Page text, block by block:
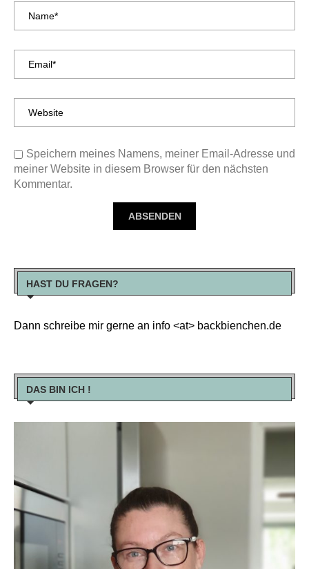
Speichern meines Namens, meiner Email-Adresse und
meiner Website in diesem Browser für den nächsten
Kommentar.
HAST DU FRAGEN?
Dann schreibe mir gerne an info <at> backbienchen.de
DAS BIN ICH !